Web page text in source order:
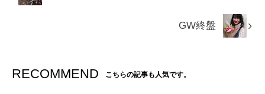
GW終盤
RECOMMEND こちらの記事も人気です。